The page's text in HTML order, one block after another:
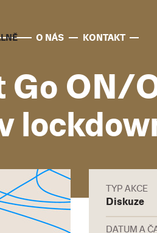
O NÁS KONTAKT
Go ON/
TYP AKCE
Diskuze
DATUM A